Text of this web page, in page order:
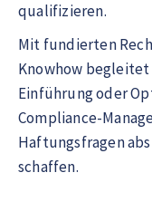
qualifizieren.
Mit fundierten
Knowhow
Einführung oder
Compliance-
Haftungsfragen
schaffen.